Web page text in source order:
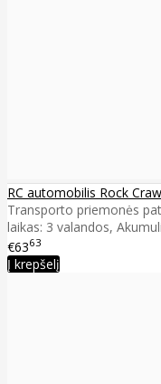
RC automobilis Rock
Transporto priemonės
laikas: 3 valandos,
€6363
Į krepšelį